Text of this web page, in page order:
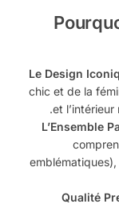
Le Design
chic et de la
et
L’Ensemble
Qualité